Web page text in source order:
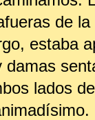
de
estaba
lados